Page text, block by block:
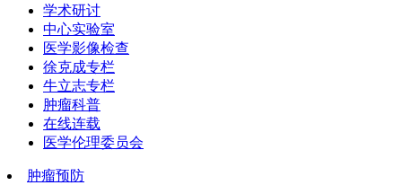
学术研讨
中心实验室
医学影像检查
徐克成专栏
牛立志专栏
肿瘤科普
在线连载
医学伦理委员会
肿瘤预防